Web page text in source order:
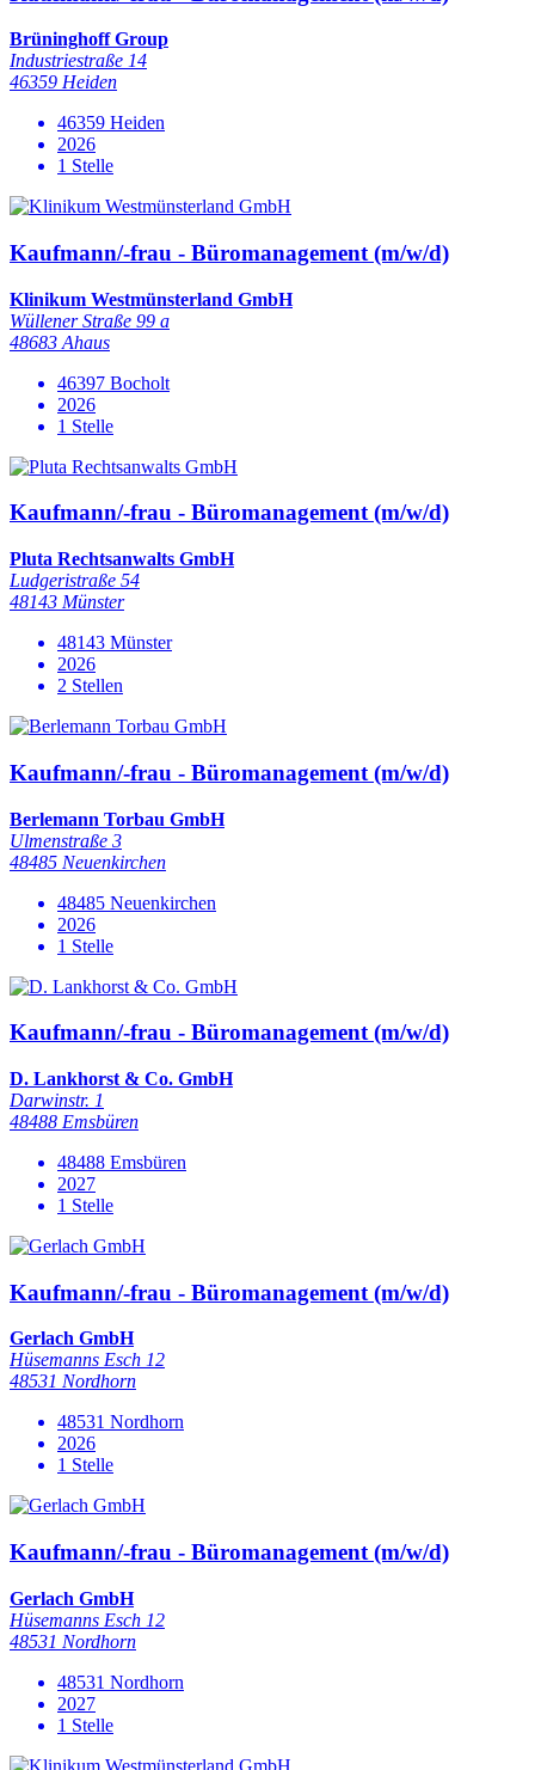
Brüninghoff Group
Industriestraße 14
46359 Heiden
46359 Heiden
2026
1 Stelle
Kaufmann/-frau - Büromanagement (m/w/d)
Klinikum Westmünsterland GmbH
Wüllener Straße 99 a
48683 Ahaus
46397 Bocholt
2026
1 Stelle
Kaufmann/-frau - Büromanagement (m/w/d)
Pluta Rechtsanwalts GmbH
Ludgeristraße 54
48143 Münster
48143 Münster
2026
2 Stellen
Kaufmann/-frau - Büromanagement (m/w/d)
Berlemann Torbau GmbH
Ulmenstraße 3
48485 Neuenkirchen
48485 Neuenkirchen
2026
1 Stelle
Kaufmann/-frau - Büromanagement (m/w/d)
D. Lankhorst & Co. GmbH
Darwinstr. 1
48488 Emsbüren
48488 Emsbüren
2027
1 Stelle
Kaufmann/-frau - Büromanagement (m/w/d)
Gerlach GmbH
Hüsemanns Esch 12
48531 Nordhorn
48531 Nordhorn
2026
1 Stelle
Kaufmann/-frau - Büromanagement (m/w/d)
Gerlach GmbH
Hüsemanns Esch 12
48531 Nordhorn
48531 Nordhorn
2027
1 Stelle